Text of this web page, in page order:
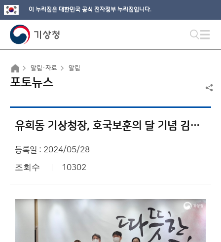
이 누리집은 대한민국 공식 전자정부 누리집입니다.
알림·자료 알림
포토뉴스
유희동 기상청장, 호국보훈의 달 기념 김해보훈요양원 위문
등록일 : 2024/05/28
조회수 10302